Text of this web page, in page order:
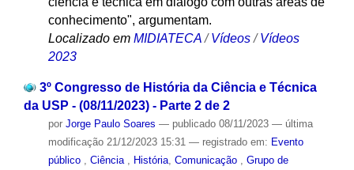
conhecimento", argumentam.
Localizado em MIDIATECA /Vídeos /Vídeos
2023
3º Congresso de História da Ciência e Técnica
da USP - (08/11/2023) - Parte 2 de 2
por Jorge Paulo Soares — publicado08/11/2023 — última
modificação21/12/2023 15:31 — registrado em: Evento
público , Ciência , História, Comunicação , Grupo de